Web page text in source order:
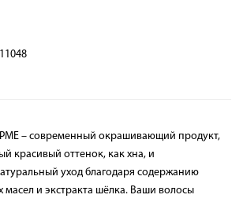
– современный окрашивающий продукт,
красивый оттенок, как хна, и
уход благодаря содержанию
масел и экстракта шёлка. Ваши волосы